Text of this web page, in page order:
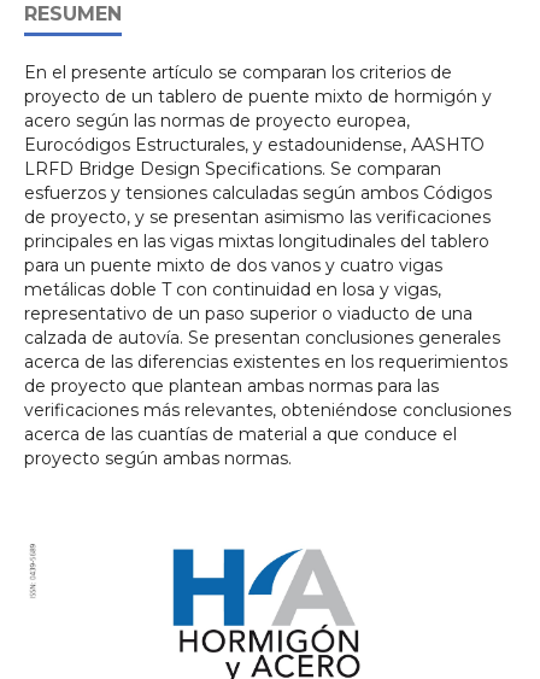
RESUMEN
En el presente artículo se comparan los criterios de
proyecto de un tablero de puente mixto de hormigón y
acero según las normas de proyecto europea,
Eurocódigos Estructurales, y estadounidense, AASHTO
LRFD Bridge Design Specifications. Se comparan
esfuerzos y tensiones calculadas según ambos Códigos
de proyecto, y se presentan asimismo las verificaciones
principales en las vigas mixtas longitudinales del tablero
para un puente mixto de dos vanos y cuatro vigas
metálicas doble T con continuidad en losa y vigas,
representativo de un paso superior o viaducto de una
calzada de autovía. Se presentan conclusiones generales
acerca de las diferencias existentes en los requerimientos
de proyecto que plantean ambas normas para las
verificaciones más relevantes, obteniéndose conclusiones
acerca de las cuantías de material a que conduce el
proyecto según ambas normas.